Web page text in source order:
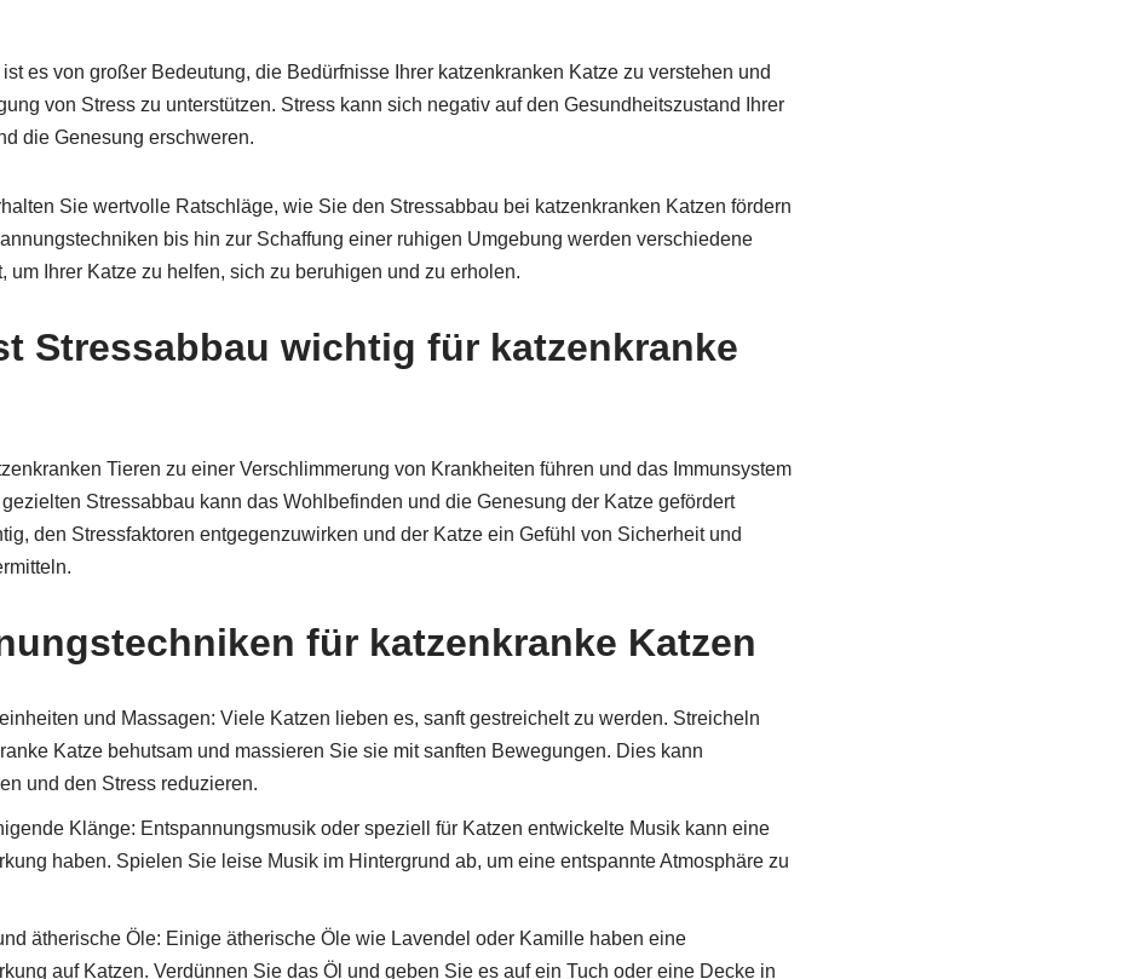
es von großer Bedeutung, die Bedürfnisse Ihrer katzenkranken Katze zu verstehen und
von Stress zu unterstützen. Stress kann sich negativ auf den Gesundheitszustand Ihrer
die Genesung erschweren.
Sie wertvolle Ratschläge, wie Sie den Stressabbau bei katzenkranken Katzen fördern
bis hin zur Schaffung einer ruhigen Umgebung werden verschiedene
um Ihrer Katze zu helfen, sich zu beruhigen und zu erholen.
Stressabbau wichtig für katzenkranke
Tieren zu einer Verschlimmerung von Krankheiten führen und das Immunsystem
Stressabbau kann das Wohlbefinden und die Genesung der Katze gefördert
den Stressfaktoren entgegenzuwirken und der Katze ein Gefühl von Sicherheit und
für katzenkranke Katzen
und Massagen: Viele Katzen lieben es, sanft gestreichelt zu werden. Streicheln
Katze behutsam und massieren Sie sie mit sanften Bewegungen. Dies kann
und den Stress reduzieren.
Klänge: Entspannungsmusik oder speziell für Katzen entwickelte Musik kann eine
haben. Spielen Sie leise Musik im Hintergrund ab, um eine entspannte Atmosphäre zu
ätherische Öle: Einige ätherische Öle wie Lavendel oder Kamille haben eine
auf Katzen. Verdünnen Sie das Öl und geben Sie es auf ein Tuch oder eine Decke in